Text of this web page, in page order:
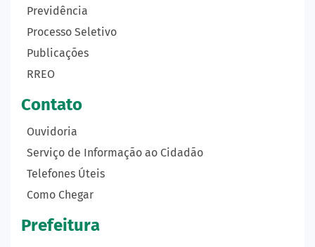
Previdência
Processo Seletivo
Publicações
RREO
Contato
Ouvidoria
Serviço de Informação ao Cidadão
Telefones Úteis
Como Chegar
Prefeitura